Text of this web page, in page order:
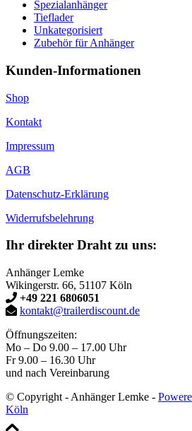
Spezialanhänger
Tieflader
Unkategorisiert
Zubehör für Anhänger
Kunden-Informationen
Shop
Kontakt
Impressum
AGB
Datenschutz-Erklärung
Widerrufsbelehrung
Ihr direkter Draht zu uns:
Anhänger Lemke
Wikingerstr. 66, 51107 Köln
+49 221 6806051
kontakt@trailerdiscount.de
Öffnungszeiten:
Mo – Do 9.00 – 17.00 Uhr
Fr 9.00 – 16.30 Uhr
und nach Vereinbarung
© Copyright - Anhänger Lemke -
Köln